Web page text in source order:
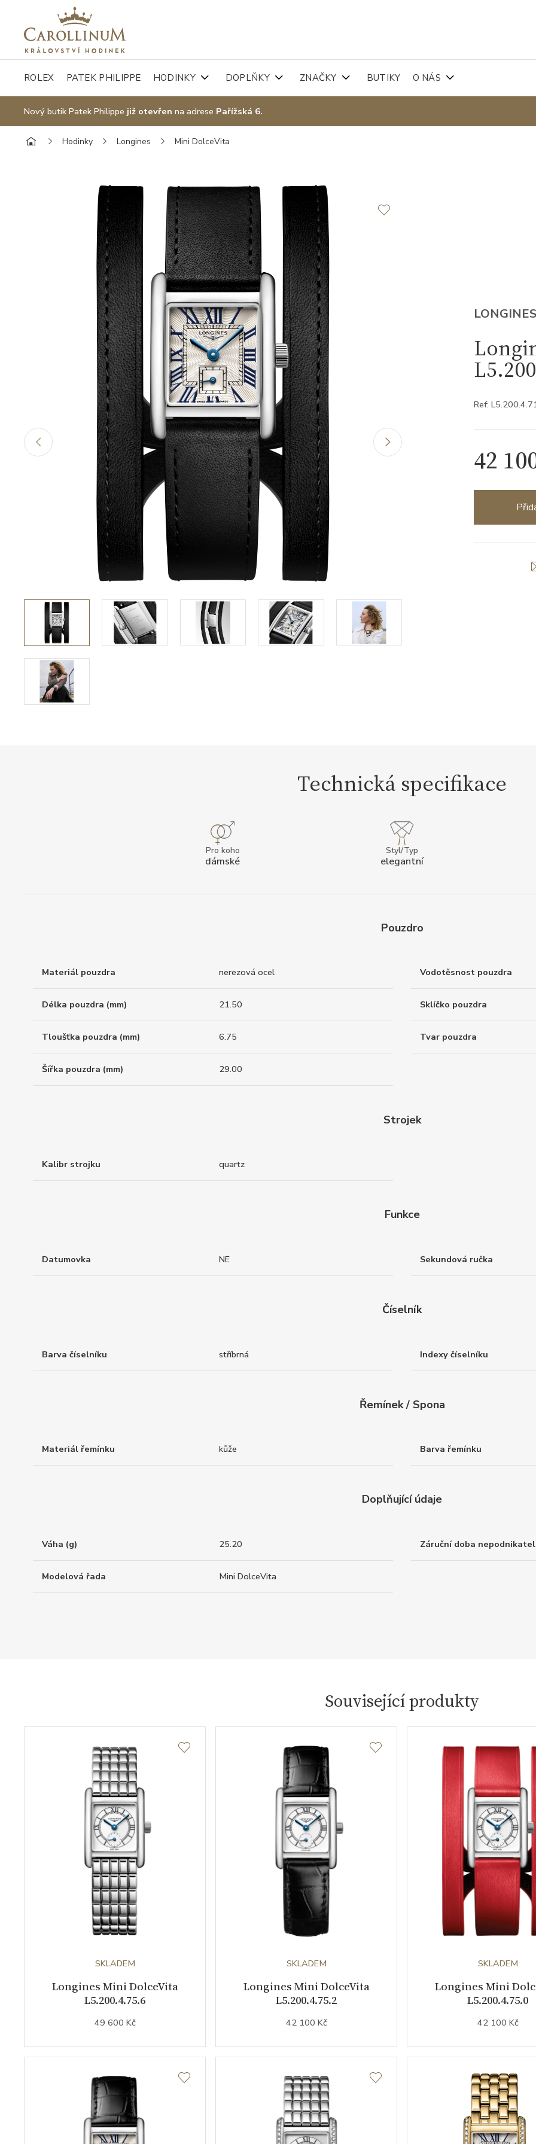
ROLEX PATEK PHILIPPE HODINKY DOPLŇKY ZNAČKY BUTIKY O NÁS
Nový butik Patek Philippe již otevřen na adrese Pařížská 6.
Hodinky Longines Mini DolceVita
LONGINES
Ref:
42
Technická specifikace
Pro koho
dámské
Styl/Typ
elegantní
Pouzdro
Materiál pouzdra nerezová ocel Vodotěsnost pouzdra
Délka pouzdra (mm) 21.50 Sklíčko pouzdra
Tloušťka pouzdra (mm) 6.75 Tvar pouzdra
Šířka pouzdra (mm) 29.00
Strojek
Kalibr strojku quartz
Funkce
Datumovka NE Sekundová ručka
Číselník
Barva číselníku stříbrná Indexy číselníku
Řemínek / Spona
Materiál řemínku kůže Barva řemínku
Doplňující údaje
Váha (g) 25.20 Záruční doba
Modelová řada Mini DolceVita
Související produkty
SKLADEM
Longines Mini DolceVita
L5.200.4.75.6
49 600 Kč
SKLADEM
Longines Mini DolceVita
L5.200.4.75.2
42 100 Kč
SKLADEM
Longines Mini
L5.200.4.75.0
42 100 Kč